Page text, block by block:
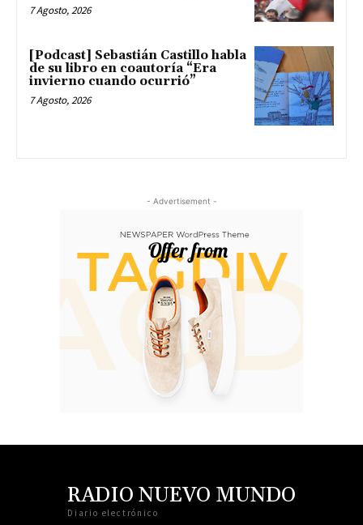
7 Agosto, 2026
[Podcast] Sebastián Castillo habla
de su libro en coautoría “Era
invierno cuando ocurrió”
7 Agosto, 2026
- Advertisement -
RADIO NUEVO MUNDO
Diario electrónico